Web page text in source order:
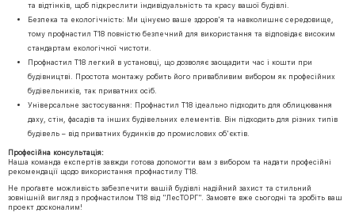
та відтінків, щоб підкреслити індивідуальність та красу вашої будівлі.
Безпека та екологічність: Ми цінуємо ваше здоров'я та навколишнє середовище,
тому профнастил Т18 повністю безпечний для використання та відповідає високим
стандартам екологічної чистоти.
Профнастил Т18 легкий в установці, що дозволяє заощадити час і кошти при
будівництві. Простота монтажу робить його привабливим вибором як професійних
будівельників, так приватних осіб.
Універсальне застосування: Профнастил Т18 ідеально підходить для облицювання
даху, стін, фасадів та інших будівельних елементів. Він підходить для різних типів
будівель – від приватних будинків до промислових об'єктів.
Професійна консультація:
Наша команда експертів завжди готова допомогти вам з вибором та надати професійні
рекомендації щодо використання профнастилу Т18.
Не проґавте можливість забезпечити вашій будівлі надійний захист та стильний
зовнішній вигляд з профнастилом Т18 від "ЛесТОРГ". Замовте вже сьогодні та зробіть ваш
проект досконалим!